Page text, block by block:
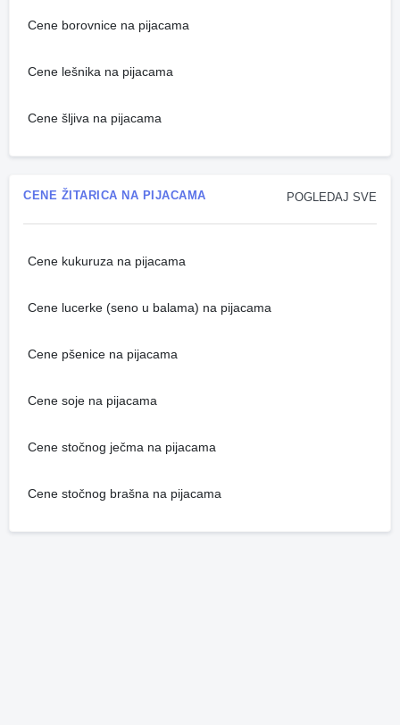
Cene borovnice na pijacama
Cene lešnika na pijacama
Cene šljiva na pijacama
POGLEDAJ SVE
CENE ŽITARICA NA PIJACAMA
Cene kukuruza na pijacama
Cene lucerke (seno u balama) na pijacama
Cene pšenice na pijacama
Cene soje na pijacama
Cene stočnog ječma na pijacama
Cene stočnog brašna na pijacama